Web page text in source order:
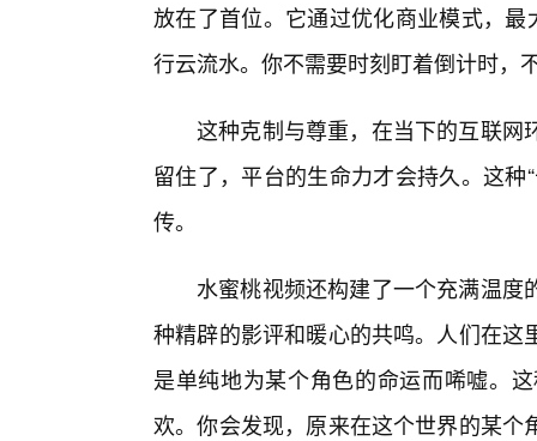
放在了首位。它通过优化商业模式，
行云流水。你不需要时刻盯着倒计时，
这种克制与尊重，在当下的互联网
留住了，平台的生命力才会持久。这
传。
水蜜桃视频还构建了一个充满温
种精辟的影评和暖心的共鸣。人们在
是单纯地为某个角色的命运而唏嘘。
欢。你会发现，原来在这个世界的某